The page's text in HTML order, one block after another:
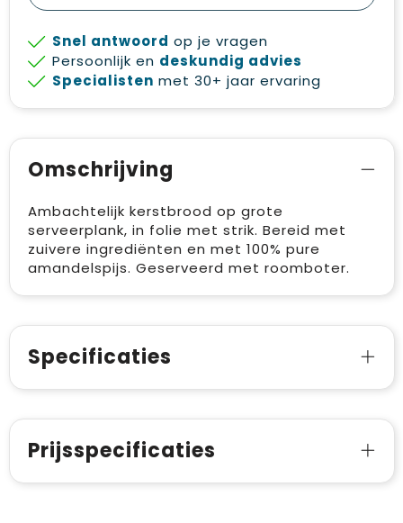
Snel antwoord op je vragen
Persoonlijk en deskundig advies
Specialisten met 30+ jaar ervaring
Omschrijving
Ambachtelijk kerstbrood op grote
serveerplank, in folie met strik. Bereid met
zuivere ingrediënten en met 100% pure
amandelspijs. Geserveerd met roomboter.
Specificaties
Prijsspecificaties